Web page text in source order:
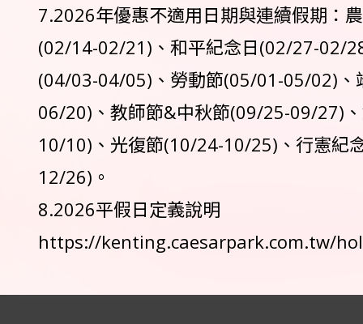
7.2026年優惠不適用日期與連續假期：
(02/14-02/21)、和平紀念日(02/27-02/
(04/03-04/05)、勞動節(05/01-05/02)、
06/20)、教師節&中秋節(09/25-09/27)
10/10)、光復節(10/24-10/25)、行憲紀
12/26)。
8.2026平假日定義說明
https://kenting.caesarpark.com.tw/